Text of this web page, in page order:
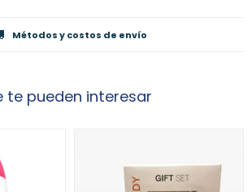
Métodos y costos de envío
te pueden interesar